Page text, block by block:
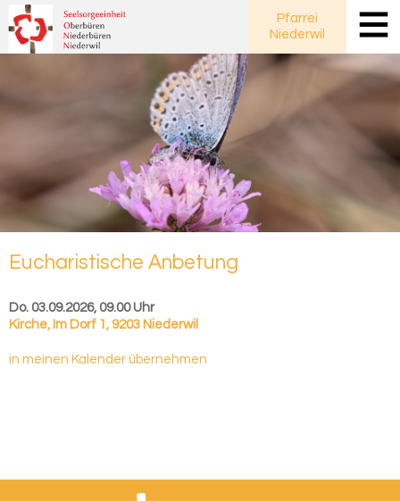
Pfarrei
Niederwil
Eu­cha­ris­ti­sche An­be­tung
Do. 03.09.2026, 09.00 Uhr
Kirche, Im Dorf 1, 9203 Niederwil
in meinen Kalender übernehmen